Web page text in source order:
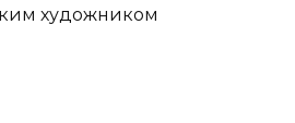
художником